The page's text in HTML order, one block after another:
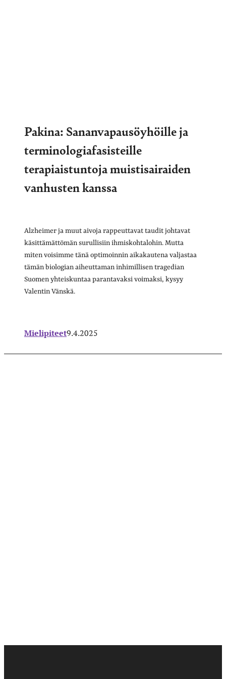
Pakina: Sananvapausöyhöille ja
terminologiafasisteille
terapiaistuntoja muistisairaiden
vanhusten kanssa
Alzheimer ja muut aivoja rappeuttavat taudit johtavat
käsittämättömän surullisiin ihmiskohtalohin. Mutta
miten voisimme tänä optimoinnin aikakautena valjastaa
tämän biologian aiheuttaman inhimillisen tragedian
Suomen yhteiskuntaa parantavaksi voimaksi, kysyy
Valentin Vänskä.
Mielipiteet9.4.2025